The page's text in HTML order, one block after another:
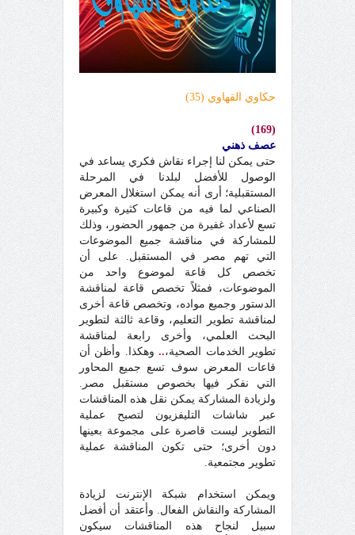
حكاوي القهاوي (35)
(169)
عصف ذهني
حتى يمكن لنا إجراء نقاش فكري يساعد في
الوصول للأفضل لبلدنا في المرحلة
المستقبلية؛ أرى أنه يمكن استغلال المعرض
الصناعي لما فيه من قاعات كثيرة وكبيرة
تسع لأعداد غفيرة من جمهور الحضور، وذلك
للمشاركة في مناقشة جميع الموضوعات
التي تهم مصر في المستقبل. على أن
تخصص كل قاعة لموضوع واحد من
الموضوعات، فمثلاً تخصص قاعة لمناقشة
الدستور وجميع مواده، وتخصص قاعة أخرى
لمناقشة تطوير التعليم، وقاعة ثالثة لتطوير
البحث العلمي، وأخرى رابعة لمناقشة
تطوير الخدمات الصحية،..وهكذا. وأظن أن
قاعات المعرض سوف تسع جميع المحاور
التي نفكر فيها بخصوص مستقبل مصر.
ولزيادة المشاركة يمكن نقل هذه المناقشات
عبر شاشات التليفزيون لتصبح عملية
التطوير ليست قاصرة على مجموعة بعينها
دون أخرى؛ حتى تكون المناقشة عملية
تطوير مجتمعية.
ويمكن استخدام شبكة الإنترنت لزيادة
المشاركة والنقاش الفعال. وأعتقد أن أفضل
سبيل لنجاح هذه المناقشات سيكون